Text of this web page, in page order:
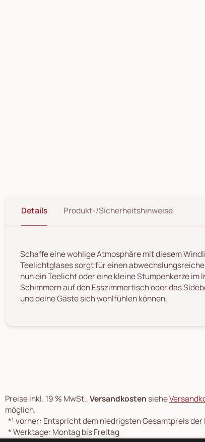
Details Produkt-/Sicherheitshinweise
Schaffe eine wohlige Atmosphäre mit diesem
Teelichtglases sorgt für einen
nun ein Teelicht oder eine kleine Stumpenkerze im
Schimmern auf den Esszimmertisch oder das
und deine Gäste sich wohlfühlen können.
Preise inkl. 19 % MwSt.,Versandkosten siehe
möglich.
*¹vorher: Entspricht dem niedrigsten Gesamtpreis
*Werktage: Montag bis Freitag